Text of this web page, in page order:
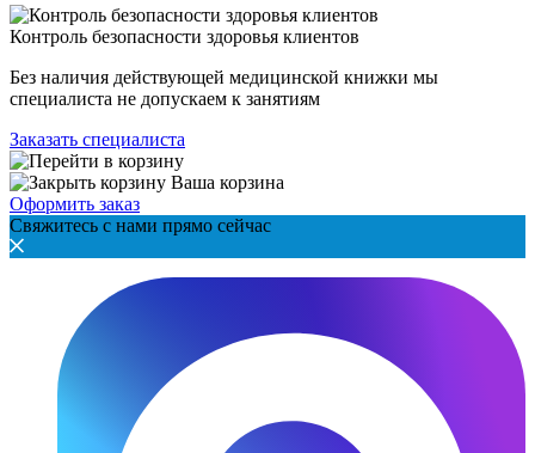
Контроль безопасности здоровья клиентов
Без наличия действующей медицинской книжки мы
специалиста не допускаем к занятиям
Заказать специалиста
Ваша корзина
Оформить заказ
Свяжитесь с нами прямо сейчас